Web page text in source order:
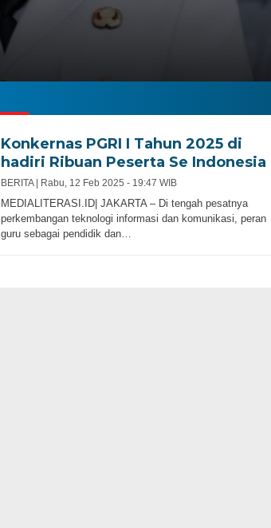
Konkernas PGRI I Tahun 2025 di
hadiri Ribuan Peserta Se Indonesia
BERITA | Rabu, 12 Feb 2025 - 19:47 WIB
MEDIALITERASI.ID| JAKARTA – Di tengah pesatnya
perkembangan teknologi informasi dan komunikasi, peran
guru sebagai pendidik dan…